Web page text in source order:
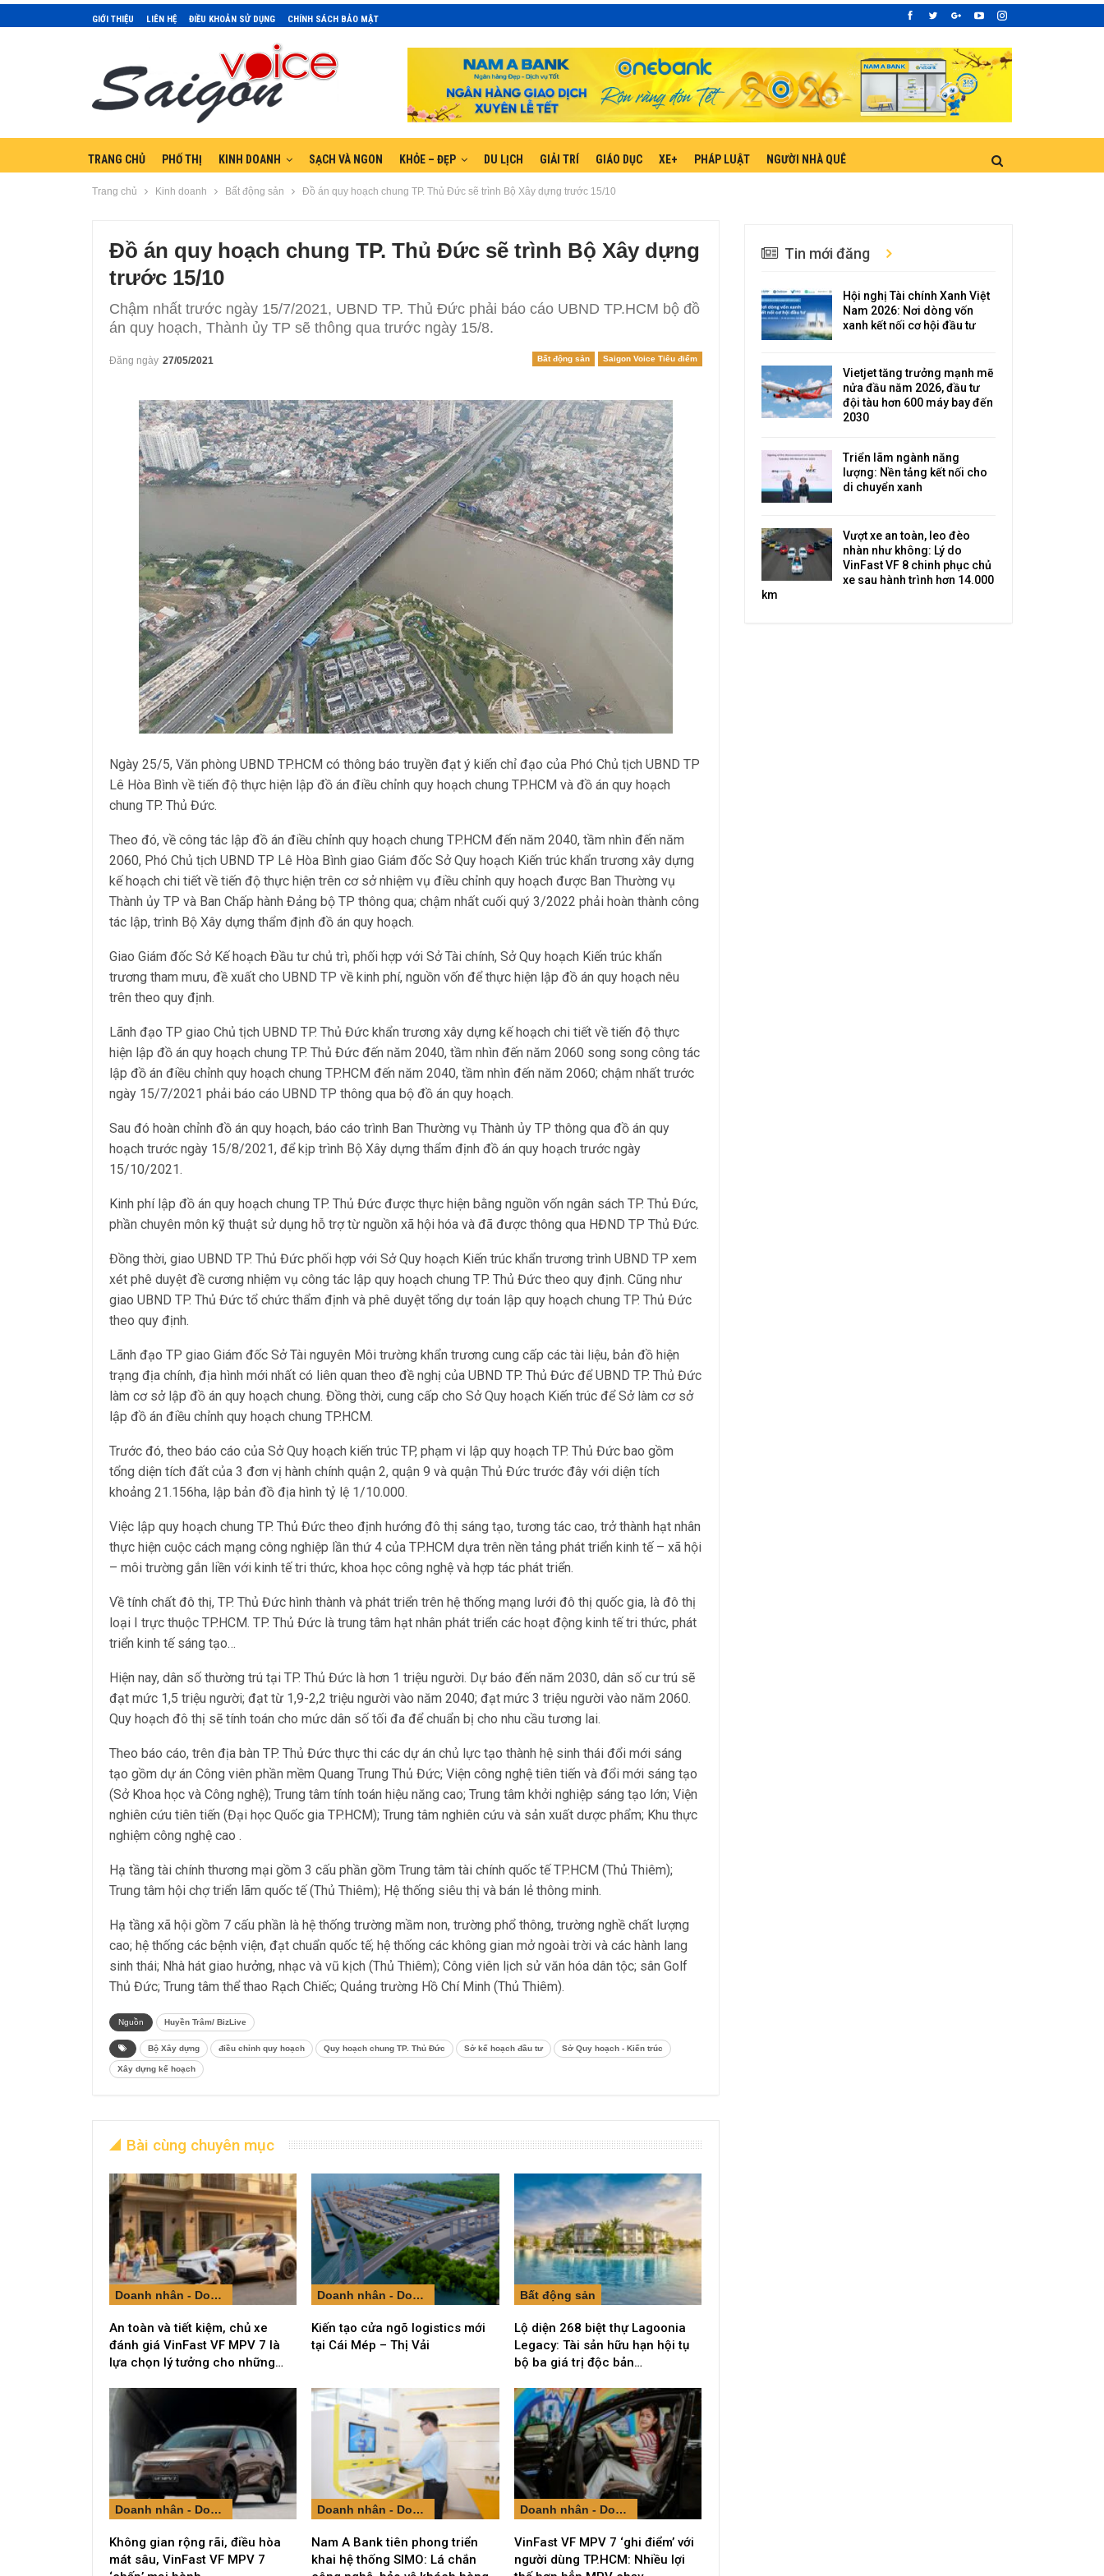
GIỚI THIỆU LIÊN HỆ ĐIỀU KHOẢN SỬ DỤNG CHÍNH SÁCH BẢO MẬT
TRANG CHỦ PHỐ THỊ KINH DOANH SẠCH VÀ NGON KHỎE – ĐẸP DU LỊCH GIẢI TRÍ GIÁO DỤC XE+ PHÁP LUẬT NGƯỜI NHÀ QUÊ
Trang chủ Kinh doanh Bất động sản Đồ án quy hoạch chung TP. Thủ Đức sẽ trình Bộ Xây dựng trước 15/10
Đồ án quy hoạch chung TP. Thủ Đức sẽ trình Bộ Xây dựng
trước 15/10
Chậm nhất trước ngày 15/7/2021, UBND TP. Thủ Đức phải báo cáo UBND TP.HCM bộ đồ
án quy hoạch, Thành ủy TP sẽ thông qua trước ngày 15/8.
Bất động sản Saigon Voice Tiêu điểm
Đăng ngày 27/05/2021
Ngày 25/5, Văn phòng UBND TP.HCM có thông báo truyền đạt ý kiến chỉ đạo của Phó Chủ tịch UBND TP
Lê Hòa Bình về tiến độ thực hiện lập đồ án điều chỉnh quy hoạch chung TP.HCM và đồ án quy hoạch
chung TP. Thủ Đức.
Theo đó, về công tác lập đồ án điều chỉnh quy hoạch chung TP.HCM đến năm 2040, tầm nhìn đến năm
2060, Phó Chủ tịch UBND TP Lê Hòa Bình giao Giám đốc Sở Quy hoạch Kiến trúc khẩn trương xây dựng
kế hoạch chi tiết về tiến độ thực hiện trên cơ sở nhiệm vụ điều chỉnh quy hoạch được Ban Thường vụ
Thành ủy TP và Ban Chấp hành Đảng bộ TP thông qua; chậm nhất cuối quý 3/2022 phải hoàn thành công
tác lập, trình Bộ Xây dựng thẩm định đồ án quy hoạch.
Giao Giám đốc Sở Kế hoạch Đầu tư chủ trì, phối hợp với Sở Tài chính, Sở Quy hoạch Kiến trúc khẩn
trương tham mưu, đề xuất cho UBND TP về kinh phí, nguồn vốn để thực hiện lập đồ án quy hoạch nêu
trên theo quy định.
Lãnh đạo TP giao Chủ tịch UBND TP. Thủ Đức khẩn trương xây dựng kế hoạch chi tiết về tiến độ thực
hiện lập đồ án quy hoạch chung TP. Thủ Đức đến năm 2040, tầm nhìn đến năm 2060 song song công tác
lập đồ án điều chỉnh quy hoạch chung TP.HCM đến năm 2040, tầm nhìn đến năm 2060; chậm nhất trước
ngày 15/7/2021 phải báo cáo UBND TP thông qua bộ đồ án quy hoạch.
Sau đó hoàn chỉnh đồ án quy hoạch, báo cáo trình Ban Thường vụ Thành ủy TP thông qua đồ án quy
hoạch trước ngày 15/8/2021, để kịp trình Bộ Xây dựng thẩm định đồ án quy hoạch trước ngày
15/10/2021.
Kinh phí lập đồ án quy hoạch chung TP. Thủ Đức được thực hiện bằng nguồn vốn ngân sách TP. Thủ Đức,
phần chuyên môn kỹ thuật sử dụng hỗ trợ từ nguồn xã hội hóa và đã được thông qua HĐND TP Thủ Đức.
Đồng thời, giao UBND TP. Thủ Đức phối hợp với Sở Quy hoạch Kiến trúc khẩn trương trình UBND TP xem
xét phê duyệt đề cương nhiệm vụ công tác lập quy hoạch chung TP. Thủ Đức theo quy định. Cũng như
giao UBND TP. Thủ Đức tổ chức thẩm định và phê duyệt tổng dự toán lập quy hoạch chung TP. Thủ Đức
theo quy định.
Lãnh đạo TP giao Giám đốc Sở Tài nguyên Môi trường khẩn trương cung cấp các tài liệu, bản đồ hiện
trạng địa chính, địa hình mới nhất có liên quan theo đề nghị của UBND TP. Thủ Đức để UBND TP. Thủ Đức
làm cơ sở lập đồ án quy hoạch chung. Đồng thời, cung cấp cho Sở Quy hoạch Kiến trúc để Sở làm cơ sở
lập đồ án điều chỉnh quy hoạch chung TP.HCM.
Trước đó, theo báo cáo của Sở Quy hoạch kiến trúc TP, phạm vi lập quy hoạch TP. Thủ Đức bao gồm
tổng diện tích đất của 3 đơn vị hành chính quận 2, quận 9 và quận Thủ Đức trước đây với diện tích
khoảng 21.156ha, lập bản đồ địa hình tỷ lệ 1/10.000.
Việc lập quy hoạch chung TP. Thủ Đức theo định hướng đô thị sáng tạo, tương tác cao, trở thành hạt nhân
thực hiện cuộc cách mạng công nghiệp lần thứ 4 của TP.HCM dựa trên nền tảng phát triển kinh tế – xã hội
– môi trường gắn liền với kinh tế tri thức, khoa học công nghệ và hợp tác phát triển.
Về tính chất đô thị, TP. Thủ Đức hình thành và phát triển trên hệ thống mạng lưới đô thị quốc gia, là đô thị
loại I trực thuộc TP.HCM. TP. Thủ Đức là trung tâm hạt nhân phát triển các hoạt động kinh tế tri thức, phát
triển kinh tế sáng tạo…
Hiện nay, dân số thường trú tại TP. Thủ Đức là hơn 1 triệu người. Dự báo đến năm 2030, dân số cư trú sẽ
đạt mức 1,5 triệu người; đạt từ 1,9-2,2 triệu người vào năm 2040; đạt mức 3 triệu người vào năm 2060.
Quy hoạch đô thị sẽ tính toán cho mức dân số tối đa để chuẩn bị cho nhu cầu tương lai.
Theo báo cáo, trên địa bàn TP. Thủ Đức thực thi các dự án chủ lực tạo thành hệ sinh thái đổi mới sáng
tạo gồm dự án Công viên phần mềm Quang Trung Thủ Đức; Viện công nghệ tiên tiến và đổi mới sáng tạo
(Sở Khoa học và Công nghệ); Trung tâm tính toán hiệu năng cao; Trung tâm khởi nghiệp sáng tạo lớn; Viện
nghiên cứu tiên tiến (Đại học Quốc gia TP.HCM); Trung tâm nghiên cứu và sản xuất dược phẩm; Khu thực
nghiệm công nghệ cao .
Hạ tầng tài chính thương mại gồm 3 cấu phần gồm Trung tâm tài chính quốc tế TP.HCM (Thủ Thiêm);
Trung tâm hội chợ triển lãm quốc tế (Thủ Thiêm); Hệ thống siêu thị và bán lẻ thông minh.
Hạ tầng xã hội gồm 7 cấu phần là hệ thống trường mầm non, trường phổ thông, trường nghề chất lượng
cao; hệ thống các bệnh viện, đạt chuẩn quốc tế; hệ thống các không gian mở ngoài trời và các hành lang
sinh thái; Nhà hát giao hưởng, nhạc và vũ kịch (Thủ Thiêm); Công viên lịch sử văn hóa dân tộc; sân Golf
Thủ Đức; Trung tâm thể thao Rạch Chiếc; Quảng trường Hồ Chí Minh (Thủ Thiêm).
Nguồn Huyền Trâm/ BizLive
Bộ Xây dựng điều chỉnh quy hoạch Quy hoạch chung TP. Thủ Đức Sở kế hoạch đầu tư Sở Quy hoạch - Kiến trúc
Xây dựng kế hoạch
Bài cùng chuyên mục
Doanh nhân - Doanh nghiệp
An toàn và tiết kiệm, chủ xe
đánh giá VinFast VF MPV 7 là
lựa chọn lý tưởng cho những…
Doanh nhân - Doanh nghiệp
Kiến tạo cửa ngõ logistics mới
tại Cái Mép – Thị Vải
Bất động sản
Lộ diện 268 biệt thự Lagoonia
Legacy: Tài sản hữu hạn hội tụ
bộ ba giá trị độc bản…
Doanh nhân - Doanh nghiệp
Không gian rộng rãi, điều hòa
mát sâu, VinFast VF MPV 7
Doanh nhân - Doanh nghiệp
Nam A Bank tiên phong triển
khai hệ thống SIMO: Lá chắn
Doanh nhân - Doanh nghiệp
VinFast VF MPV 7 ‘ghi điểm’ với
người dùng TP.HCM: Nhiều lợi
Tin mới đăng
Hội nghị Tài chính Xanh Việt
Nam 2026: Nơi dòng vốn
xanh kết nối cơ hội đầu tư
Vietjet tăng trưởng mạnh mẽ
nửa đầu năm 2026, đầu tư
đội tàu hơn 600 máy bay đến
2030
Triển lãm ngành năng
lượng: Nền tảng kết nối cho
di chuyển xanh
Vượt xe an toàn, leo đèo
nhàn như không: Lý do
VinFast VF 8 chinh phục chủ
xe sau hành trình hơn 14.000
km